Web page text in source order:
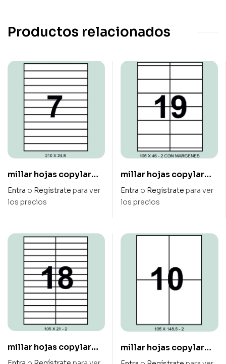
Productos relacionados
millar hojas copylar
210×24,8 mm 12xhoja
ref.7
Entra o Regístrate para ver
los precios
millar hojas copylar
105 x 46 mm 12xhoja
ref. 19
Entra o Regístrate para ver
los precios
millar hojas copylar
105×21 mm 28xhoja
millar hojas copylar
105 x 148,5 mm 4xhoja